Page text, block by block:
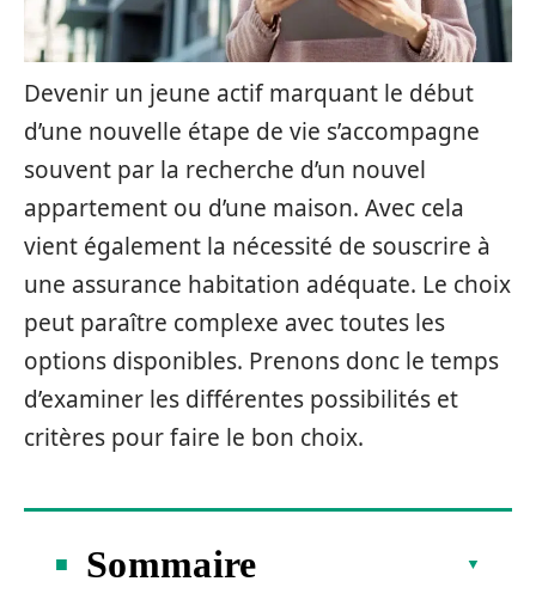
Devenir un jeune actif marquant le début
d’une nouvelle étape de vie s’accompagne
souvent par la recherche d’un nouvel
appartement ou d’une maison. Avec cela
vient également la nécessité de souscrire à
une assurance habitation adéquate. Le choix
peut paraître complexe avec toutes les
options disponibles. Prenons donc le temps
d’examiner les différentes possibilités et
critères pour faire le bon choix.
Sommaire